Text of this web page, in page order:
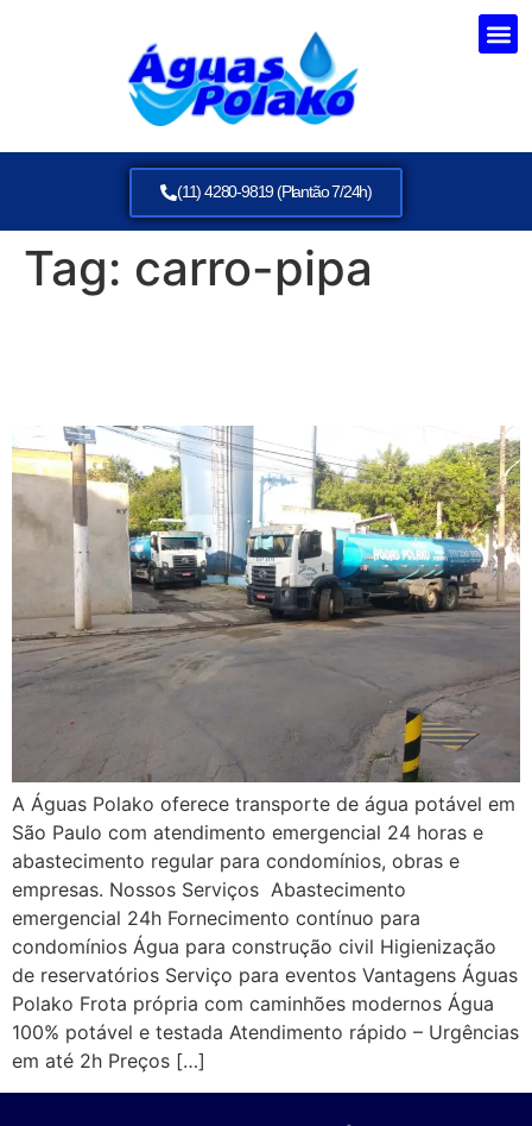
(11) 4280-9819 (Plantão 7/24h)
Tag: carro-pipa
A Águas Polako oferece transporte de água potável em
São Paulo com atendimento emergencial 24 horas e
abastecimento regular para condomínios, obras e
empresas. Nossos Serviços Abastecimento
emergencial 24h Fornecimento contínuo para
condomínios Água para construção civil Higienização
de reservatórios Serviço para eventos Vantagens Águas
Polako Frota própria com caminhões modernos Água
100% potável e testada Atendimento rápido – Urgências
em até 2h Preços […]